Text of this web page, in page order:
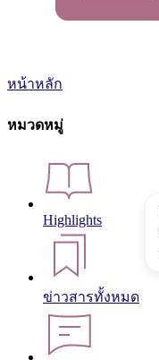
หน้าหลัก
หมวดหมู่
Highlights
ข่าวสารทั้งหมด